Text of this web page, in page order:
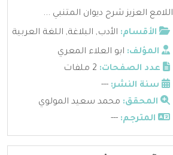
اللامع العزيز شرح ديوان المتنبي ...
الأقسام: الأدب, البلاغة, اللغة العربية
المؤلف: ابو العلاء المعري
عدد الصفحات:
سنة النشر: ---
المحقق: محمد سعيد المولوي
المترجم: ---